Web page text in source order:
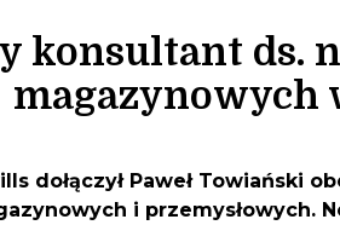
konsultant ds.
magazynowych
dołączył Paweł Towiański
i przemysłowych.